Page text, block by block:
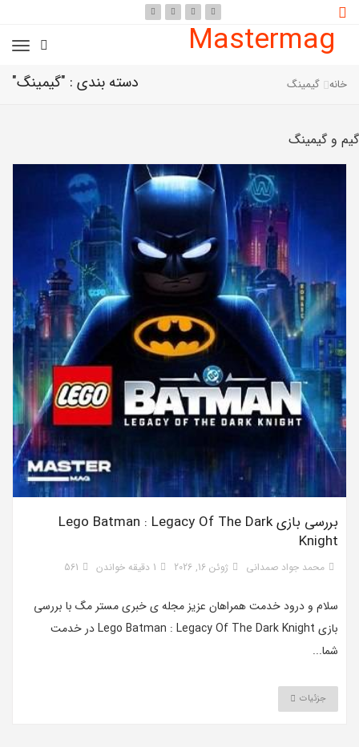
Mastermag
دسته بندی : "گیمینگ" خانه گیمینگ
گیم و گیمینگ
بررسی بازی Lego Batman : Legacy Of The Dark
Knight
محمد جواد صمدانی ژوئن 16, 2026 1 دقیقه خواندن 561
سلام و درود خدمت همراهان عزیز مجله‌‌‌ ی خبری مستر مگ با بررسی
بازی Lego Batman : Legacy Of The Dark Knight در خدمت
شما...
جزئیات